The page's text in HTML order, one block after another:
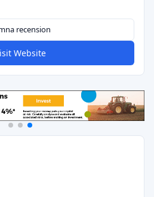
recension
Website